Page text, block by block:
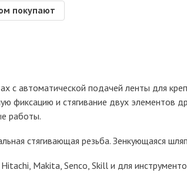
покупают
с автоматической подачей ленты для
фиксацию и стягивание двух элементов
работы.
стягивающая резьба. Зенкующаяся
Makita, Senco, Skill и для